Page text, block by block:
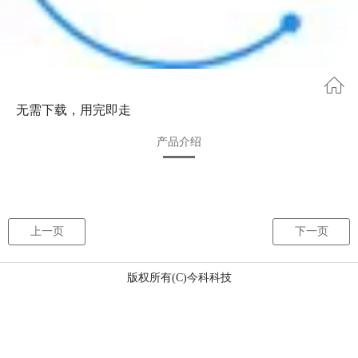
无需下载，用完即走
产品介绍
上一页 下一页
版权所有(C)今科科技